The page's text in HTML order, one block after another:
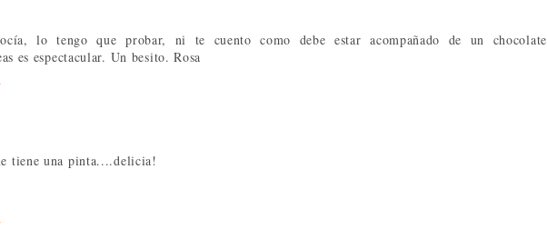
lo tengo que probar, ni te cuento como debe estar acompañado de un chocolate
es espectacular. Un besito. Rosa
tiene una pinta....delicia!